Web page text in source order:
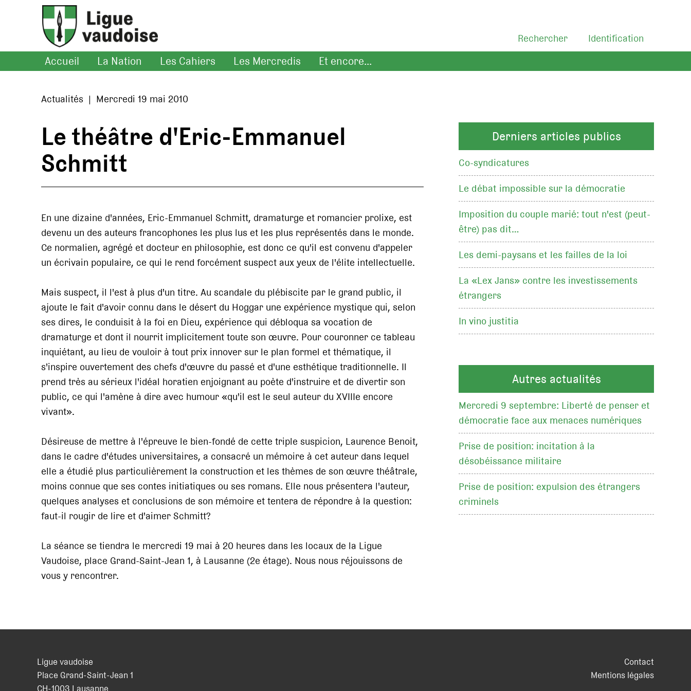
Identification
Rechercher
Accueil La Nation Les Cahiers Les Mercredis Et encore...
Actualités | Mercredi 19 mai 2010
Le théâtre d'Eric-Emmanuel
Schmitt
En une dizaine d'années, Eric-Emmanuel Schmitt, dramaturge et romancier prolixe, est
devenu un des auteurs francophones les plus lus et les plus représentés dans le monde.
Ce normalien, agrégé et docteur en philosophie, est donc ce qu'il est convenu d'appeler
un écrivain populaire, ce qui le rend forcément suspect aux yeux de l'élite intellectuelle.
Mais suspect, il l'est à plus d'un titre. Au scandale du plébiscite par le grand public, il
ajoute le fait d'avoir connu dans le désert du Hoggar une expérience mystique qui, selon
ses dires, le conduisit à la foi en Dieu, expérience qui débloqua sa vocation de
dramaturge et dont il nourrit implicitement toute son œuvre. Pour couronner ce tableau
inquiétant, au lieu de vouloir à tout prix innover sur le plan formel et thématique, il
s'inspire ouvertement des chefs d'œuvre du passé et d'une esthétique traditionnelle. Il
prend très au sérieux l'idéal horatien enjoignant au poète d'instruire et de divertir son
public, ce qui l'amène à dire avec humour «qu'il est le seul auteur du XVIIIe encore
vivant».
Désireuse de mettre à l'épreuve le bien-fondé de cette triple suspicion, Laurence Benoit,
dans le cadre d'études universitaires, a consacré un mémoire à cet auteur dans lequel
elle a étudié plus particulièrement la construction et les thèmes de son œuvre théâtrale,
moins connue que ses contes initiatiques ou ses romans. Elle nous présentera l'auteur,
quelques analyses et conclusions de son mémoire et tentera de répondre à la question:
faut-il rougir de lire et d'aimer Schmitt?
La séance se tiendra le mercredi 19 mai à 20 heures dans les locaux de la Ligue
Vaudoise, place Grand-Saint-Jean 1, à Lausanne (2e étage). Nous nous réjouissons de
vous y rencontrer.
Derniers articles publics
Co-syndicatures
Le débat impossible sur la démocratie
Imposition du couple marié: tout n'est (peut-
être) pas dit…
Les demi-paysans et les failles de la loi
La «Lex Jans» contre les investissements
étrangers
In vino justitia
Autres actualités
Mercredi 9 septembre: Liberté de penser et
démocratie face aux menaces numériques
Prise de position: incitation à la
désobéissance militaire
Prise de position: expulsion des étrangers
criminels
Contact
Mentions légales
Ligue vaudoise
Place Grand-Saint-Jean 1